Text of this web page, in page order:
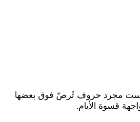
ليست مجرد حروف تُرصّ فوق بعضها
قسوة الأيام.